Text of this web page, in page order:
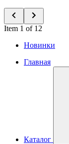
Item 1 of 12
Новинки
Главная
Каталог